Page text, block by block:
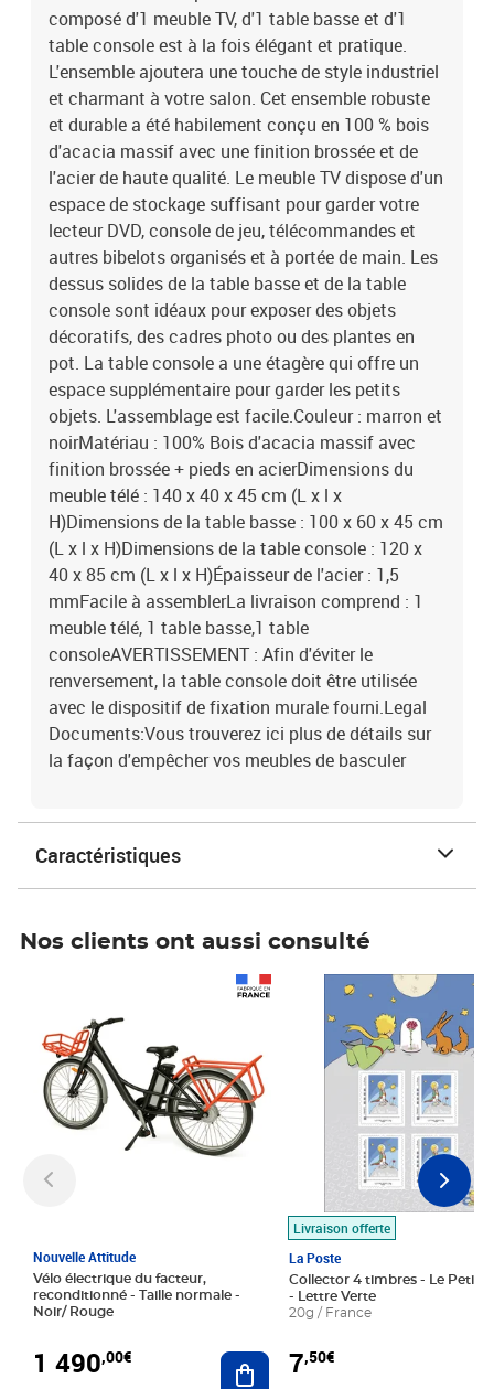
acierDimensions du meuble télé : 140 x 40 x 45 cm (L x l x
H)Dimensions de la table basse : 100 x 60 x 45 cm (L x l x
H)Dimensions de la table console : 120 x 40 x 85 cm (L x l x
H)Épaisseur de l'acier : 1,5 mmFacile à assemblerLa livraison
comprend : 1 meuble télé, 1 table basse,1 table
consoleAVERTISSEMENT : Afin d'éviter le renversement, la table
console doit être utilisée avec le dispositif de fixation murale
fourni.Legal Documents:Vous trouverez ici plus de détails sur la
façon d'empêcher vos meubles de basculer
composé d'1 meuble TV, d'1 table basse et d'1
table console est à la fois élégant et pratique.
L'ensemble ajoutera une touche de style industriel
et charmant à votre salon. Cet ensemble robuste
et durable a été habilement conçu en 100 % bois
d'acacia massif avec une finition brossée et de
l'acier de haute qualité. Le meuble TV dispose d'un
espace de stockage suffisant pour garder votre
lecteur DVD, console de jeu, télécommandes et
autres bibelots organisés et à portée de main. Les
dessus solides de la table basse et de la table
console sont idéaux pour exposer des objets
décoratifs, des cadres photo ou des plantes en
pot. La table console a une étagère qui offre un
espace supplémentaire pour garder les petits
objets. L'assemblage est facile.Couleur : marron et
noirMatériau : 100% Bois d'acacia massif avec
finition brossée + pieds en acierDimensions du
meuble télé : 140 x 40 x 45 cm (L x l x
H)Dimensions de la table basse : 100 x 60 x 45 cm
(L x l x H)Dimensions de la table console : 120 x
40 x 85 cm (L x l x H)Épaisseur de l'acier : 1,5
mmFacile à assemblerLa livraison comprend : 1
meuble télé, 1 table basse,1 table
consoleAVERTISSEMENT : Afin d'éviter le
renversement, la table console doit être utilisée
avec le dispositif de fixation murale fourni.Legal
Documents:Vous trouverez ici plus de détails sur
la façon d'empêcher vos meubles de basculer
Caractéristiques
Nos clients ont aussi consulté
Nouvelle Attitude
Vélo électrique du facteur,
reconditionné - Taille normale -
Noir/ Rouge
1 490,00€ Ajouter au panier
Livraison offerte
La Poste
Collector 4 timbres - Le Petit
- Lettre Verte
20g / France
7,50€
Prix 7,50€